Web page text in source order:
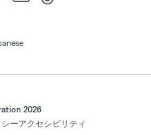
2026
ーアクセシビリティ